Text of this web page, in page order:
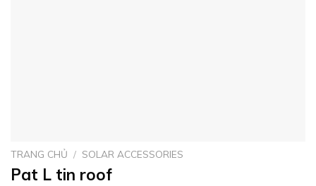
TRANG CHỦ / SOLAR ACCESSORIES
Pat L tin roof